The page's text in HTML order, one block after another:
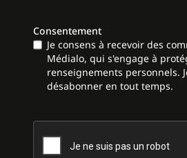
Consentement
Je consens à recevoir des
Médialo, qui s'engage à
renseignements personnels.
désabonner en tout temps.
CAPTCHA